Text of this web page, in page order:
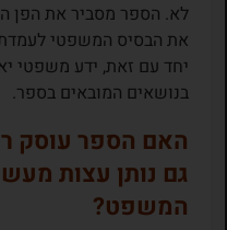
לא. הספר מסביר את הפן
את הבסיס המשפטי
יחד עם זאת, ידע משפטי
בנושאים המובאים בספר.
האם הספר עוסק
גם נותן עצות
המשפט?